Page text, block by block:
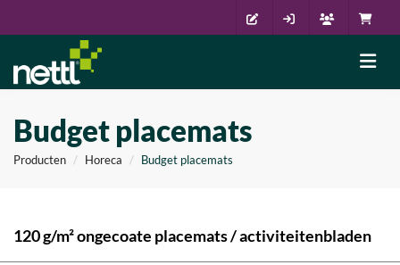
Budget placemats
Producten Horeca Budget placemats
120 g/m² ongecoate placemats / activiteitenbladen